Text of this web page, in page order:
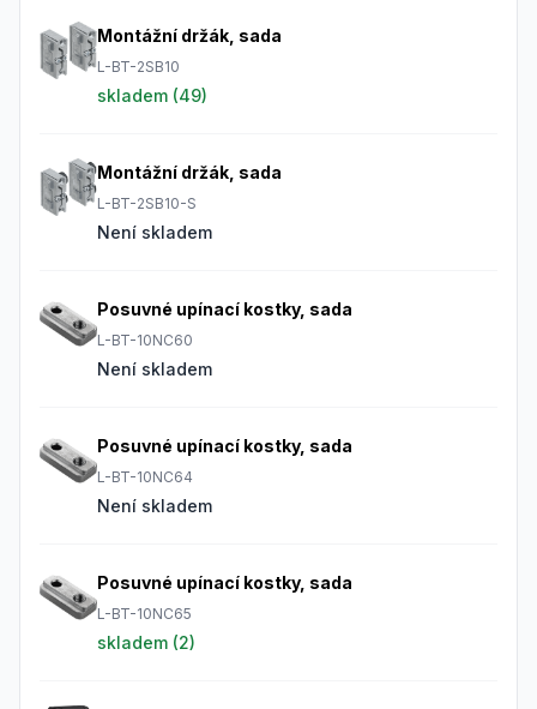
Montážní držák, sada
L-BT-2SB10
skladem (49)
Montážní držák, sada
L-BT-2SB10-S
Není skladem
Posuvné upínací kostky, sada
L-BT-10NC60
Není skladem
Posuvné upínací kostky, sada
L-BT-10NC64
Není skladem
Posuvné upínací kostky, sada
L-BT-10NC65
skladem (2)